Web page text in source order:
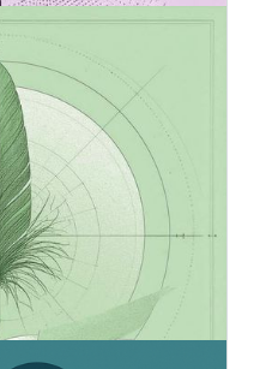
przez
sprawozdawczości
rozwoju dla
dobrowolny
w zakresie
małych i średnich
na giełdzie. VSME
sposób raportowania
CSRD i ESRS.